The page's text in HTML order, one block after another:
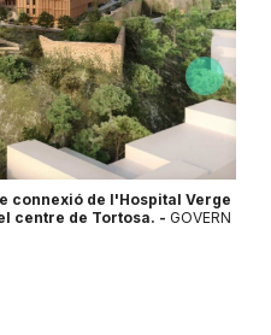
connexió de l'Hospital Verge
centre de Tortosa. - GOVERN